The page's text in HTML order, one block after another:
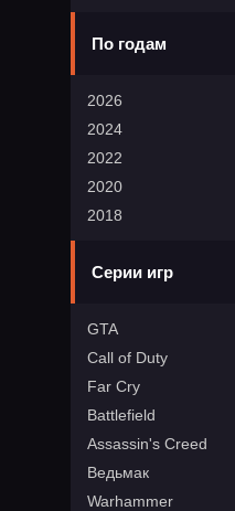
По годам
2026
2024
2022
2020
2018
Серии игр
GTA
Call of Duty
Far Cry
Battlefield
Assassin's Creed
Ведьмак
Warhammer